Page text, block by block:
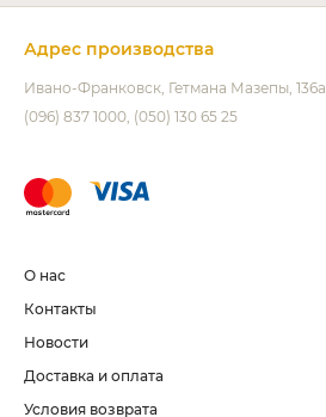
Адрес производства
Ивано-Франковск Гетмана Мазепы, 136а
(096) 837 1000 (050) 130 65 25
О нас
Контакты
Новости
Доставка и оплата
Условия возврата